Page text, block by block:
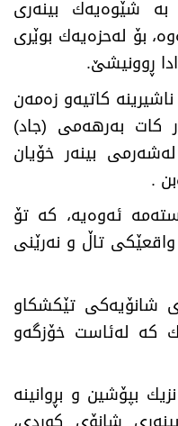
بە شێوەیەك بینەری
بۆ لەحزەیەك بوێری
ڕوونیشێ‌.
كاتیەو زەمەن
كات بەرهەمی (جاد)
بینەر خۆیان
.
ئەوەیە، كە تۆ
تاڵ و نەرێنی
شانۆیەكی تێكشكاو
كە لەئاست خۆزگەو
بپۆشین و بڕوانینە